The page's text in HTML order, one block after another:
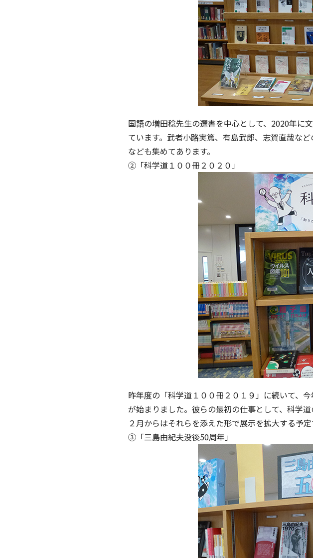
国語の増田稔先生の選書を中心として、2020年に
ています。武者小路実篤、有島武郎、志賀直哉な
なども集めてあります。
②「科学道１００冊２０２０」
昨年度の「科学道１００冊２０１９」に続いて、
が始まりました。彼らの最初の仕事として、科学
２月からはそれらを添えた形で展示を拡大する予定
③「三島由紀夫没後50周年」